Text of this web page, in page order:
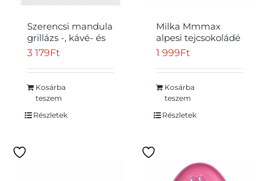
Szerencsi mandula
grillázs -, kávé- és
mogyoró-
tejcsokoládé
praliné 127 g
3 179Ft
Kosárba
teszem
Részletek
Milka Mmmax
alpesi tejcsokoládé
meggyes
cukordrazséval és
robbanócukorkával
250 g
1 999Ft
Kosárba
teszem
Részletek